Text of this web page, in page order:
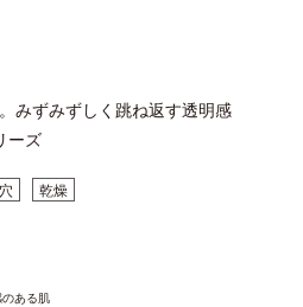
みずみずしく跳ね返す透明感
ーズ
乾燥
ある肌